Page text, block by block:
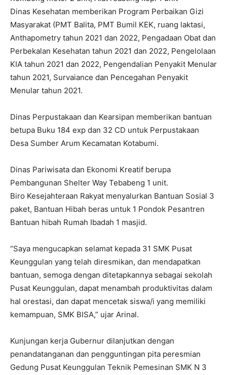
Dinas Kesehatan memberikan Program Perbaikan Gizi
Masyarakat (PMT Balita, PMT Bumil KEK, ruang laktasi,
Anthapometry tahun 2021 dan 2022, Pengadaan Obat dan
Perbekalan Kesehatan tahun 2021 dan 2022, Pengelolaan
KIA tahun 2021 dan 2022, Pengendalian Penyakit Menular
tahun 2021, Survaiance dan Pencegahan Penyakit
Menular tahun 2021.
Dinas Perpustakaan dan Kearsipan memberikan bantuan
betupa Buku 184 exp dan 32 CD untuk Perpustakaan
Desa Sumber Arum Kecamatan Kotabumi.
Dinas Pariwisata dan Ekonomi Kreatif berupa
Pembangunan Shelter Way Tebabeng 1 unit.
Biro Kesejahteraan Rakyat menyalurkan Bantuan Sosial 3
paket, Bantuan Hibah beras untuk 1 Pondok Pesantren
Bantuan hibah Rumah Ibadah 1 masjid.
“Saya mengucapkan selamat kepada 31 SMK Pusat
Keunggulan yang telah diresmikan, dan mendapatkan
bantuan, semoga dengan ditetapkannya sebagai sekolah
Pusat Keunggulan, dapat menambah produktivitas dalam
hal orestasi, dan dapat mencetak siswa/i yang memiliki
kemampuan, SMK BISA,” ujar Arinal.
Kunjungan kerja Gubernur dilanjutkan dengan
penandatanganan dan pengguntingan pita peresmian
Gedung Pusat Keunggulan Teknik Pemesinan SMK N 3